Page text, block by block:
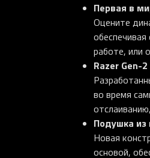
Первая в
Оцените
работе, или
Razer Gen-
во время
Подушка
Новая
основой,